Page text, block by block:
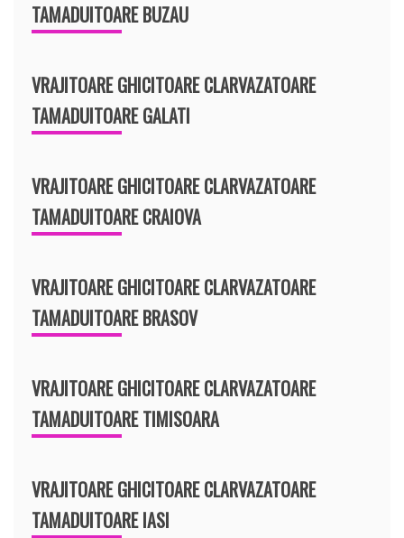
TAMADUITOARE BUZAU
VRAJITOARE GHICITOARE CLARVAZATOARE
TAMADUITOARE GALATI
VRAJITOARE GHICITOARE CLARVAZATOARE
TAMADUITOARE CRAIOVA
VRAJITOARE GHICITOARE CLARVAZATOARE
TAMADUITOARE BRASOV
VRAJITOARE GHICITOARE CLARVAZATOARE
TAMADUITOARE TIMISOARA
VRAJITOARE GHICITOARE CLARVAZATOARE
TAMADUITOARE IASI